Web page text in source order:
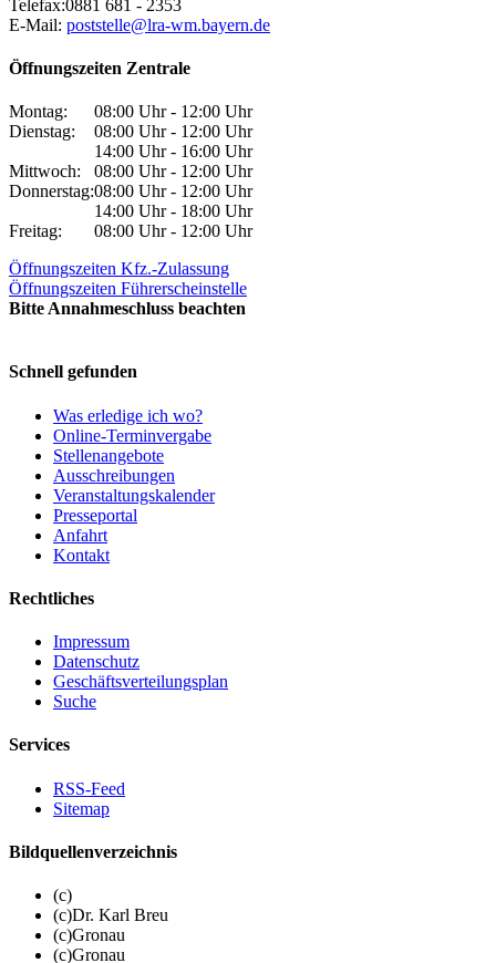
Telefax:0881 681 - 2353
E-Mail: poststelle@lra-wm.bayern.de
Öffnungszeiten Zentrale
Montag:
08:00 Uhr - 12:00 Uhr
Dienstag:
08:00 Uhr - 12:00 Uhr
14:00 Uhr - 16:00 Uhr
Mittwoch:
08:00 Uhr - 12:00 Uhr
Donnerstag:08:00 Uhr - 12:00 Uhr
14:00 Uhr - 18:00 Uhr
Freitag:
08:00 Uhr - 12:00 Uhr
Öffnungszeiten Kfz.-Zulassung
Öffnungszeiten Führerscheinstelle
Bitte Annahmeschluss beachten
Schnell gefunden
Was erledige ich wo?
Online-Terminvergabe
Stellenangebote
Ausschreibungen
Veranstaltungskalender
Presseportal
Anfahrt
Kontakt
Rechtliches
Impressum
Datenschutz
Geschäftsverteilungsplan
Suche
Services
RSS-Feed
Sitemap
Bildquellenverzeichnis
(c)
(c)Dr. Karl Breu
(c)Gronau
(c)Gronau